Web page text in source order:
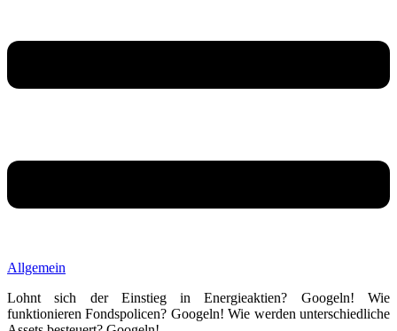
Allgemein
Lohnt sich der Einstieg in Energieaktien? Googeln! Wie
funktionieren Fondspolicen? Googeln! Wie werden unterschiedliche